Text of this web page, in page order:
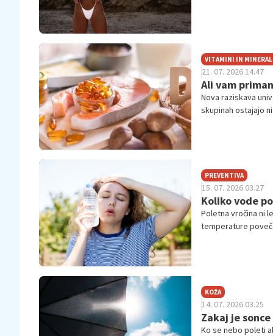
VITAMINI IN
21. 07. 2026 14.47
Ali vam
Nova raziskava
skupinah ostajajo
PREVENTIVA
15. 07. 2026 03.27
Koliko vode
Poletna vročina ni
temperature
KOŽA
14. 07. 2026 03.25
Zakaj je
Ko se nebo poleti